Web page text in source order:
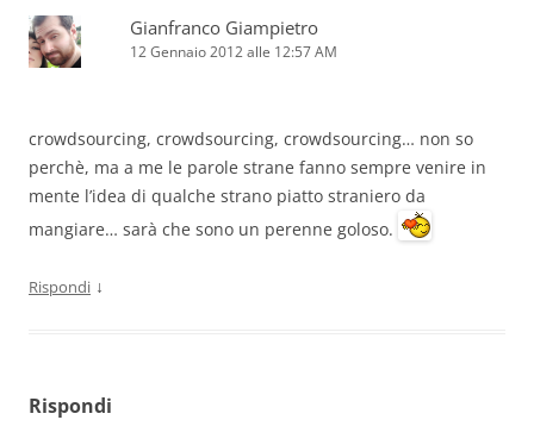
Gianfranco Giampietro
12 Gennaio 2012 alle 12:57 AM
crowdsourcing, crowdsourcing, crowdsourcing… non so
perchè, ma a me le parole strane fanno sempre venire in
mente l’idea di qualche strano piatto straniero da
mangiare… sarà che sono un perenne goloso.
Rispondi ↓
Rispondi